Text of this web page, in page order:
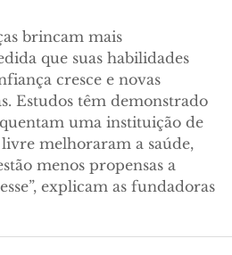
brincam mais
que suas habilidades
cresce e novas
Estudos têm demonstrado
uma instituição de
melhoraram a saúde,
menos propensas a
explicam as fundadoras